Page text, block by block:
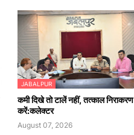
JABALPUR
कमी दिखे तो टालें नहीं, तत्काल निराकरण
करें:कलेक्टर
August 07, 2026